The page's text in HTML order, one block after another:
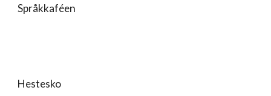
Språkkaféen
Hestesko